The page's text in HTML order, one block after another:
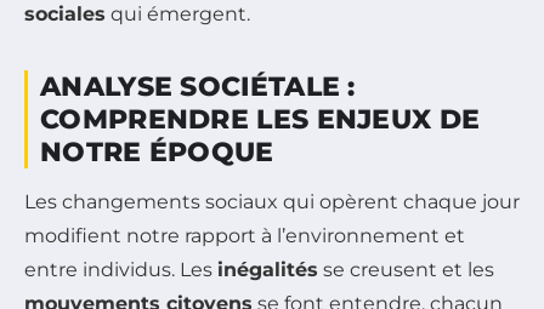
sociales qui émergent.
ANALYSE SOCIÉTALE :
COMPRENDRE LES ENJEUX DE
NOTRE ÉPOQUE
Les changements sociaux qui opèrent chaque jour
modifient notre rapport à l’environnement et
entre individus. Les inégalités se creusent et les
mouvements citoyens se font entendre, chacun